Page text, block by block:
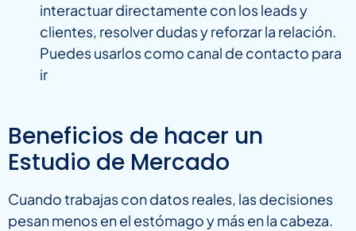
interactuar directamente con los leads y
clientes, resolver dudas y reforzar la relación.
Puedes usarlos como canal de contacto para
ir
Beneficios de hacer un
Estudio de Mercado
Cuando trabajas con datos reales, las decisiones
pesan menos en el estómago y más en la cabeza.